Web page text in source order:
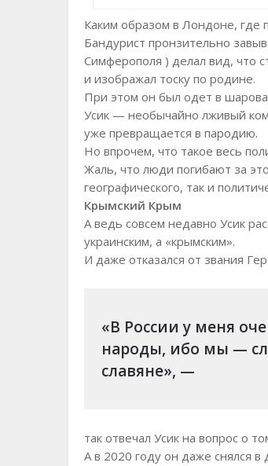
Каким образом в Лондоне, где
Бандурист пронзительно
Симферополя ) делал вид, что
и изображал тоску по родине.
При этом он был одет в
Усик — необычайно лживый
уже превращается в пародию.
Но впрочем, что такое весь
Жаль, что люди погибают за
географического, так и
Крымский Крым
А ведь совсем недавно Усик
украинским, а «крымским».
И даже отказался от звания
«В России у меня
народы, ибо мы —
славяне», —
так отвечал Усик на вопрос о
А в 2020 году он даже снялся в